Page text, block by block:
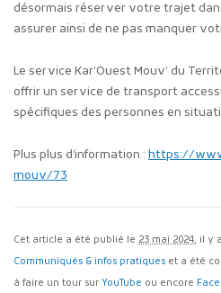
désormais réserver votre trajet
assurer ainsi de ne pas manquer
Le service Kar’Ouest Mouv’ du
offrir un service de transport
spécifiques des personnes en
Plus plus d’information : https://
mouv/73
Cet article a été publié le 23 mai 2024, il y
Communiqués & infos pratiques et a été
à faire un tour sur YouTube ou encore